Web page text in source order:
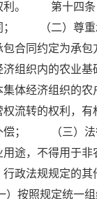
利。 第十四条
； （二）尊重
包合同约定为承
济组织内的农
集体经济组织
权流转的权利，
偿； （三）
用途，不得用
、行政法规规定
照规定统一组织